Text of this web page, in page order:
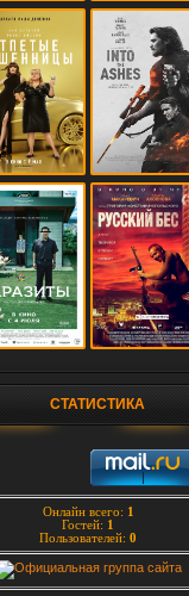
СТАТИСТИКА
Онлайн всего: 1
Гостей: 1
Пользователей: 0